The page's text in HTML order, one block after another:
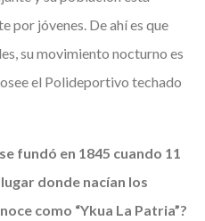
por jóvenes. De ahí es que
su movimiento nocturno es
el Polideportivo techado
fundó en 1845 cuando 11
donde nacían los
como “Ykua La Patria”?